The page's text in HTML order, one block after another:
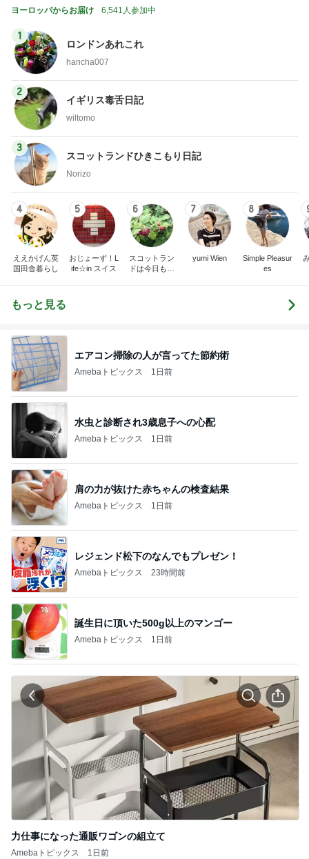
ヨーロッパからお届け 6,541人参加中
1
ロンドンあれこれ
hancha007
2
イギリス毒舌日記
wiltomo
3
スコットランドひきこもり日記
Norizo
4
ええかげん英
国田舎暮らし
5
おじょーず！L
ife☆in スイス
6
スコットラン
ドは今日も曇
7
yumi Wien
8
Simple Pleasur
es
もっと見る
エアコン掃除の人が言ってた節約術
Amebaトピックス 1日前
水虫と診断され3歳息子への心配
Amebaトピックス 1日前
肩の力が抜けた赤ちゃんの検査結果
Amebaトピックス 1日前
レジェンド松下のなんでもプレゼン！
Amebaトピックス 23時間前
誕生日に頂いた500g以上のマンゴー
Amebaトピックス 1日前
力仕事になった通販ワゴンの組立て
Amebaトピックス 1日前